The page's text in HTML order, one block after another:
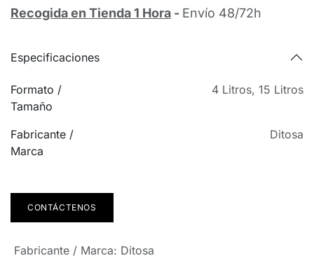
Recogida en Tienda 1 Hora - Envío 48/72h
Especificaciones
Formato /
Tamaño
4 Litros, 15 Litros
Fabricante /
Marca
Ditosa
CONTÁCTENOS
Fabricante / Marca: Ditosa